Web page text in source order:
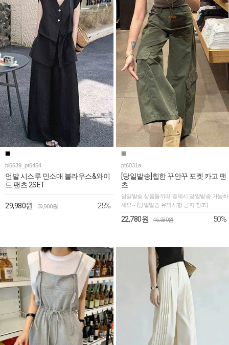
bl6639_pt6454
언발 시스루 민소매 블라우스&와이
드 팬츠 2SET
29,980원 39,980원 25%
pt6031a
[당일발송]힙한 꾸안꾸 포켓 카고 팬
츠
당일발송 상품들끼리 결제시 당일발송 가능하
세요~ (당일발송 유의사항 공지 참조)
22,780원 45,580원 50%